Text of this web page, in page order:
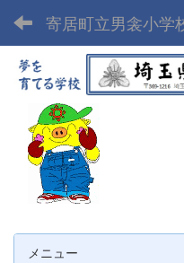
寄居町立男衾小学
メニュー